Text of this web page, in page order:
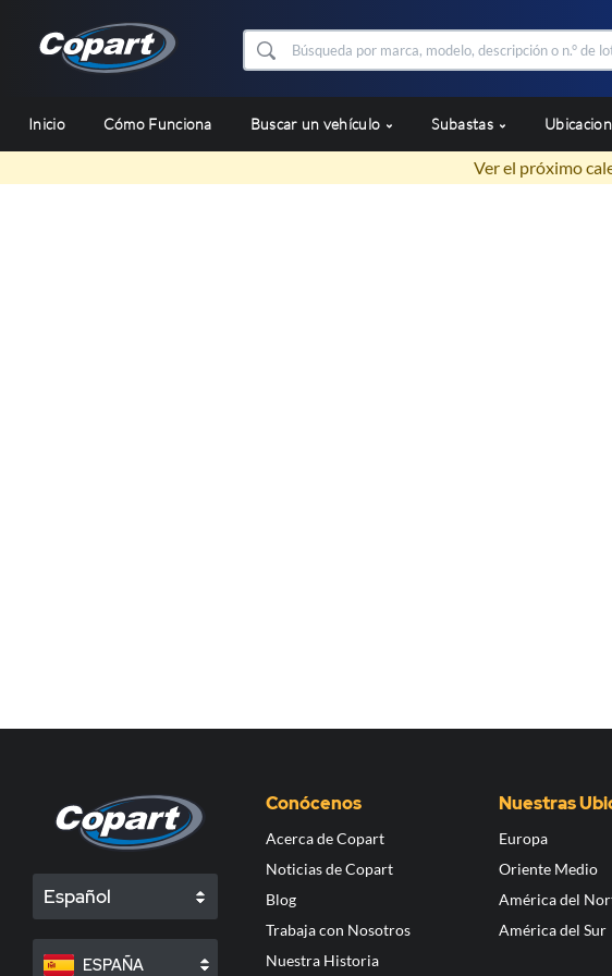
Inicio Cómo Funciona Buscar un vehículo Subastas
Ver el próximo
Español
ESPAÑA
Conócenos
Acerca de Copart
Noticias de Copart
Blog
Trabaja con Nosotros
Nuestra Historia
Nuestras
Europa
Oriente Medio
América del
América del Sur